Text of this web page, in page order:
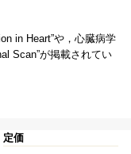
in Heart”や，心臓病学
Scan”が掲載されてい
定価